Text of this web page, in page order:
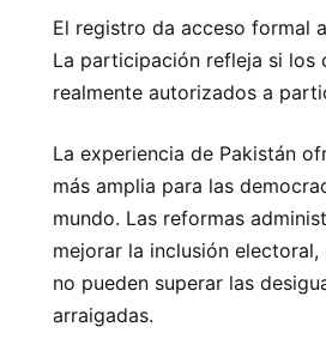
El registro da acceso formal
La participación refleja si los
realmente autorizados a
La experiencia de Pakistán
más amplia para las
mundo. Las reformas
mejorar la inclusión
no pueden superar las
arraigadas.